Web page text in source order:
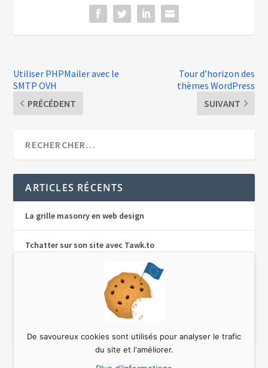
Utiliser PHPMailer avec le
SMTP OVH
PRÉCÉDENT
Tour d’horizon des
thèmes WordPress
SUIVANT
ARTICLES RÉCENTS
La grille masonry en web design
Tchatter sur son site avec Tawk.to
Traduire un plugin sur WordPress avec Poedit
Le design pattern Singleton en php
Le concept de responsive web design
De savoureux cookies sont utilisés pour analyser le trafic
du site et l'améliorer.